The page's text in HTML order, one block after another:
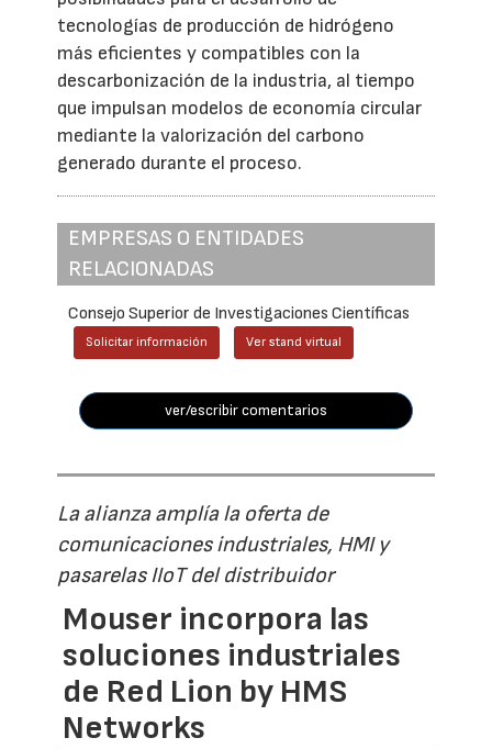
tecnologías de producción de hidrógeno
más eficientes y compatibles con la
descarbonización de la industria, al tiempo
que impulsan modelos de economía circular
mediante la valorización del carbono
generado durante el proceso.
EMPRESAS O ENTIDADES
RELACIONADAS
Consejo Superior de Investigaciones Científicas
Solicitar información Ver stand virtual
ver/escribir comentarios
La alianza amplía la oferta de
comunicaciones industriales, HMI y
pasarelas IIoT del distribuidor
Mouser incorpora las
soluciones industriales
de Red Lion by HMS
Networks